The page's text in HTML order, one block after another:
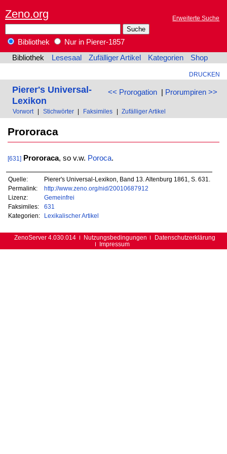
Zeno.org Erweiterte Suche
Bibliothek
Nur in Pierer-1857
Bibliothek
Lesesaal Zufälliger Artikel Kategorien Shop
DRUCKEN
<< Prorogation| Prorumpiren >>
Pierer's Universal-
Lexikon
Vorwort Stichwörter Faksimiles Zufälliger Artikel
Prororaca
[631] Prororaca, so v.w. Poroca.
Quelle:
Pierer's Universal-Lexikon, Band 13. Altenburg 1861, S. 631.
Permalink:
http://www.zeno.org/nid/20010687912
Lizenz:
Gemeinfrei
Faksimiles:
631
Kategorien:
Lexikalischer Artikel
ZenoServer 4.030.014 Nutzungsbedingungen
Datenschutzerklärung
Impressum